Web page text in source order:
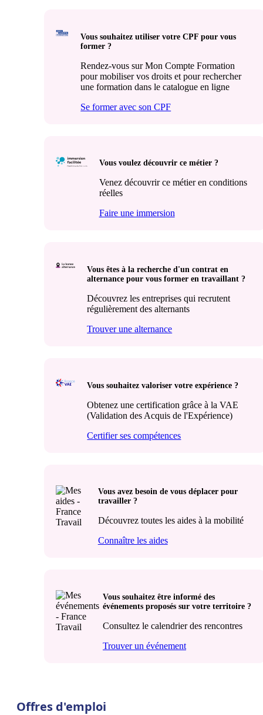
Vous souhaitez utiliser votre CPF pour vous
former ?
Rendez-vous sur Mon Compte Formation
pour mobiliser vos droits et pour rechercher
une formation dans le catalogue en ligne
Se former avec son CPF
Vous voulez découvrir ce métier ?
Venez découvrir ce métier en conditions
réelles
Faire une immersion
Vous êtes à la recherche d'un contrat en
alternance pour vous former en travaillant ?
Découvrez les entreprises qui recrutent
régulièrement des alternants
Trouver une alternance
Vous souhaitez valoriser votre expérience ?
Obtenez une certification grâce à la VAE
(Validation des Acquis de l'Expérience)
Certifier ses compétences
Vous avez besoin de vous déplacer pour
travailler ?
Découvrez toutes les aides à la mobilité
Connaître les aides
Vous souhaitez être informé des
événements proposés sur votre territoire ?
Consultez le calendrier des rencontres
Trouver un événement
Offres d'emploi